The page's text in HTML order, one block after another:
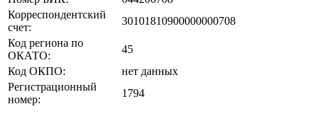
Корреспондентский
счет:
30101810900000000708
Код региона по
ОКАТО:
45
Код ОКПО:
нет данных
Регистрационный
номер:
1794